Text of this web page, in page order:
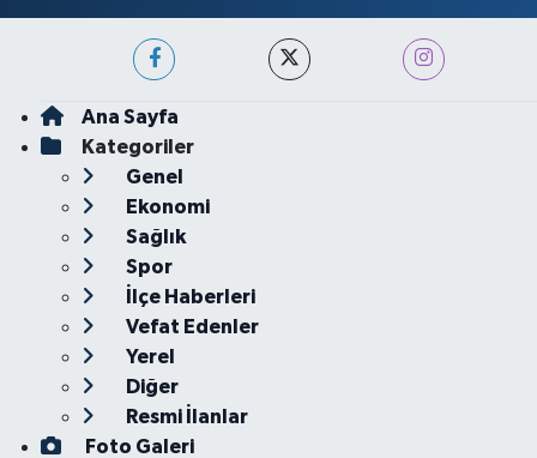
Ana Sayfa
Kategoriler
Genel
Ekonomi
Sağlık
Spor
İlçe Haberleri
Vefat Edenler
Yerel
Diğer
Resmi İlanlar
Foto Galeri